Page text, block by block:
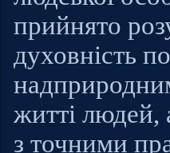
прийнято
духовність
житті людей,
з точними